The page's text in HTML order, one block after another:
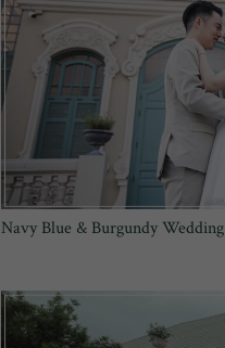
Navy Blue & Burgundy Wedding